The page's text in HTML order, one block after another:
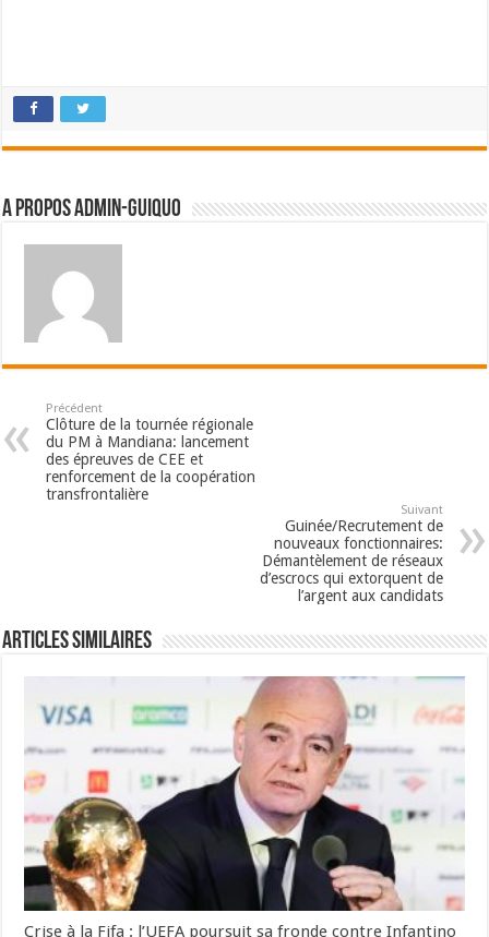
A propos admin-guiquo
Précédent
Clôture de la tournée régionale
du PM à Mandiana: lancement
des épreuves de CEE et
renforcement de la coopération
transfrontalière
Suivant
Guinée/Recrutement de
nouveaux fonctionnaires:
Démantèlement de réseaux
d’escrocs qui extorquent de
l’argent aux candidats
Articles Similaires
Crise à la Fifa : l’UEFA poursuit sa fronde contre Infantino